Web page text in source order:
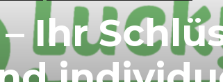
Ihr